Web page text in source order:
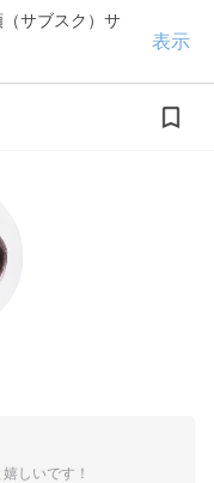
サブスク）サ
表示
しいです！